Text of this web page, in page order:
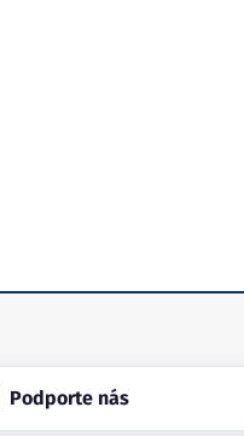
Podporte nás